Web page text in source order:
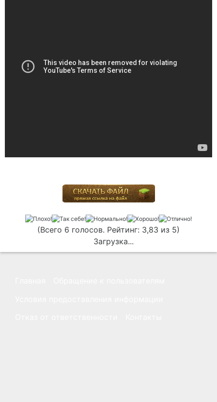
(Всего 6 голосов. Рейтинг: 3,83 из 5)
Загрузка...